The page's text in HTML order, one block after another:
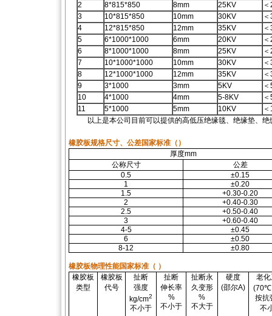
2
8*815*850 8mm 25KV
3
10*815*850 10mm 30KV
4
12*815*850 12mm 35KV
5
6*1000*1000 6mm 20KV
6
8*1000*1000 8mm 25KV
7
10*1000*1000 10mm 30KV
8
12*1000*1000 12mm 35KV
9
3*1000 3mm 5KV
10
4*1000 4mm 5-8KV
11
5*1000 5mm 10KV
以上是本公司目前可以提供的高低压绝缘毯、绝缘垫、
橡胶板规格尺寸、公差国家标准（）
厚度mm
公称尺寸
公差
0.5
±0.15
1
±0.20
1.5
+0.30-0.20
2
+0.40-0.30
2.5
+0.50-0.40
3
+0.60-0.40
4-5
±0.45
6
±0.50
8-12
±0.80
橡胶板物理性能国家标准（ ）
橡胶板
类型
橡胶板
代号
扯断
强度
kg/cm2
不小于
扯断
伸长率
%
不小于
扯断永
久变形
%
不大于
硬度
(邵尔A)
老
按抗
不